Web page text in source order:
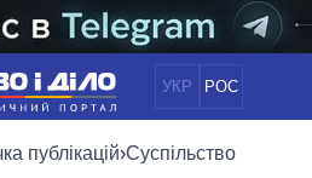
УКР РОС
публікацій›Суспільство